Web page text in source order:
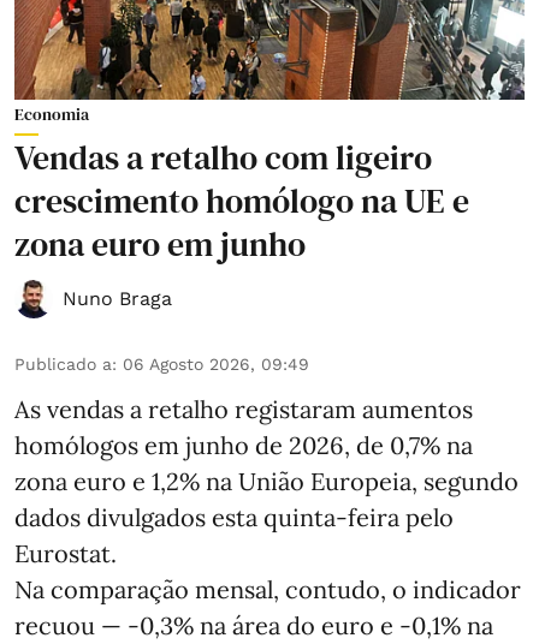
Economia
Vendas a retalho com ligeiro
crescimento homólogo na UE e
zona euro em junho
Nuno Braga
Publicado a: 06 Agosto 2026, 09:49
As vendas a retalho registaram aumentos
homólogos em junho de 2026, de 0,7% na
zona euro e 1,2% na União Europeia, segundo
dados divulgados esta quinta-feira pelo
Eurostat.
Na comparação mensal, contudo, o indicador
recuou — -0,3% na área do euro e -0,1% na